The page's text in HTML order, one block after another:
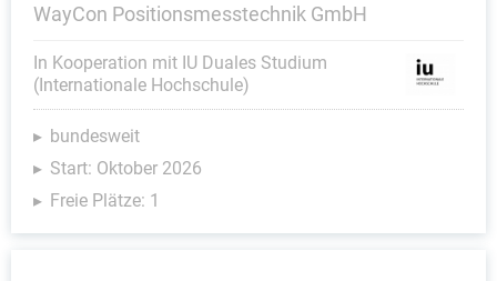
WayCon Positionsmesstechnik GmbH
In Kooperation mit IU Duales Studium
(Internationale Hochschule)
bundesweit
Start: Oktober 2026
Freie Plätze: 1